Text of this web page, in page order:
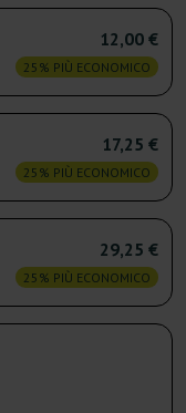
12,00 €
25% PIÙ ECONOMICO
17,25 €
25% PIÙ ECONOMICO
29,25 €
25% PIÙ ECONOMICO